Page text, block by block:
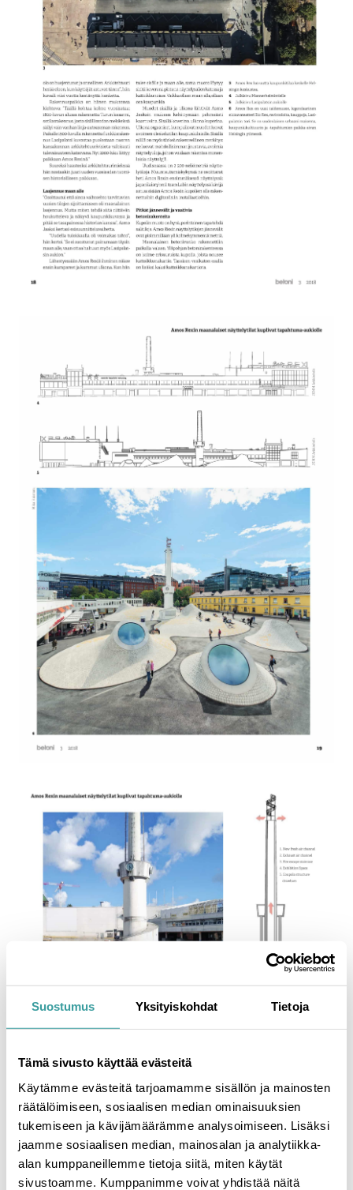
Suostumus Yksityiskohdat Tietoja
Tämä sivusto käyttää evästeitä
Käytämme evästeitä tarjoamamme sisällön ja mainosten
räätälöimiseen, sosiaalisen median ominaisuuksien
tukemiseen ja kävijämäärämme analysoimiseen. Lisäksi
jaamme sosiaalisen median, mainosalan ja analytiikka-
alan kumppaneillemme tietoja siitä, miten käytät
sivustoamme. Kumppanimme voivat yhdistää näitä